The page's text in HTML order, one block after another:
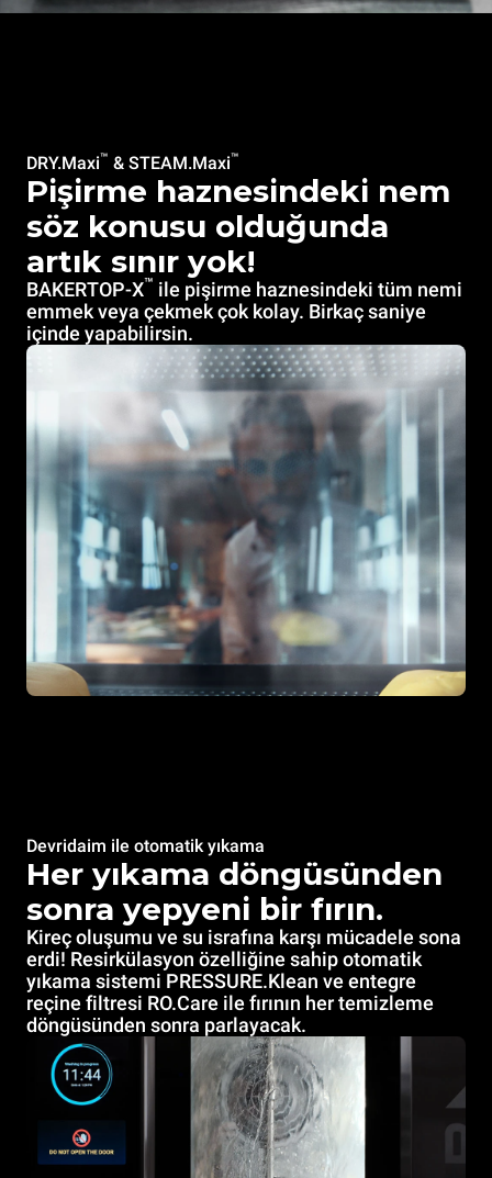
DRY.Maxi™ & STEAM.Maxi™
Pişirme haznesindeki nem
söz konusu olduğunda
artık sınır yok!
BAKERTOP-X™ ile pişirme haznesindeki tüm nemi
emmek veya çekmek çok kolay. Birkaç saniye
içinde yapabilirsin.
Devridaim ile otomatik yıkama
Her yıkama döngüsünden
sonra yepyeni bir fırın.
Kireç oluşumu ve su israfına karşı mücadele sona
erdi! Resirkülasyon özelliğine sahip otomatik
yıkama sistemi PRESSURE.Klean ve entegre
reçine filtresi RO.Care ile fırının her temizleme
döngüsünden sonra parlayacak.